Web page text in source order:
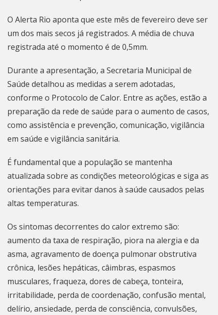
O Alerta Rio aponta que este mês de fevereiro deve ser
um dos mais secos já registrados. A média de chuva
registrada até o momento é de 0,5mm.
Durante a apresentação, a Secretaria Municipal de
Saúde detalhou as medidas a serem adotadas,
conforme o Protocolo de Calor. Entre as ações, estão a
preparação da rede de saúde para o aumento de casos,
como assistência e prevenção, comunicação, vigilância
em saúde e vigilância sanitária.
É fundamental que a população se mantenha
atualizada sobre as condições meteorológicas e siga as
orientações para evitar danos à saúde causados pelas
altas temperaturas.
Os sintomas decorrentes do calor extremo são:
aumento da taxa de respiração, piora na alergia e da
asma, agravamento de doença pulmonar obstrutiva
crônica, lesões hepáticas, câimbras, espasmos
musculares, fraqueza, dores de cabeça, tonteira,
irritabilidade, perda de coordenação, confusão mental,
delírio, ansiedade, perda de consciência, convulsões,